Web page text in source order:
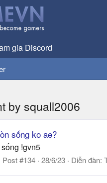
gia Discord
by squall2006
sống ko ae?
!gvn5
Post #134 28/6/23 Diễn đàn: